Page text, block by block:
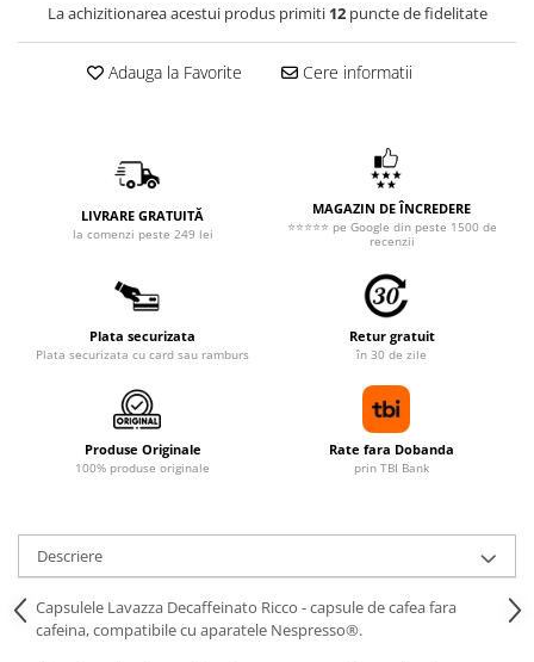
La achizitionarea acestui produs primiti 12puncte de fidelitate
Adauga la Favorite Cere informatii
LIVRARE GRATUITĂ
la comenzi peste 249 lei
MAGAZIN DE ÎNCREDERE
⭐⭐⭐⭐⭐ pe Google din peste 1500 de
recenzii
Plata securizata
Plata securizata cu card sau ramburs
Retur gratuit
în 30 de zile
Produse Originale
100% produse originale
Rate fara Dobanda
prin TBI Bank
Descriere
Capsulele Lavazza Decaffeinato Ricco - capsule de cafea fara
cafeina, compatibile cu aparatele Nespresso®.